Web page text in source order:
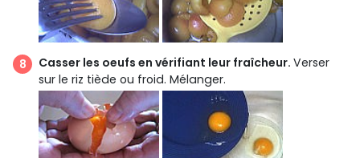
Casser les oeufs en vérifiant leur fraîcheur. Verser
sur le riz tiède ou froid. Mélanger.